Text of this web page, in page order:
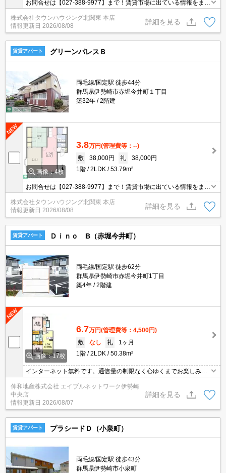
お問合せは【027-388-9977】まで！賃貸市場に出ている情報をまと
認くださいませ♪
株式会社タウンハウジング北関東 本店
情報更新日 2026/08/08
詳細を見る
賃貸アパート グリーンパレスＢ
両毛線/国定駅 徒歩44分
群馬県伊勢崎市赤堀今井町１丁目
築32年
2階建
画像：4枚
3.8万円(管理費等：--)
敷
38,000円 礼
38,000円
1階
2LDK 53.79m²
お問合せは【027-388-9977】まで！賃貸市場に出ている情報をまと
認くださいませ♪
株式会社タウンハウジング北関東 本店
情報更新日 2026/08/08
詳細を見る
賃貸アパート Ｄｉｎｏ B（赤堀今井町）
両毛線/国定駅 徒歩62分
群馬県伊勢崎市赤堀今井町1丁目
築4年
2階建
画像：17枚
6.7万円(管理費等：4,500円)
敷
なし 礼
1ヶ月
1階
2LDK 50.38m²
インターネット無料です。通信量の制限なく心ゆくまでお楽しみい
までこだわりの詰まった使いやすい間取りとなっております。ぜひ
一度、内覧してみませんか？
伸和地産株式会社 エイブルネットワーク伊勢崎
中央店
情報更新日 2026/08/07
詳細を見る
賃貸アパート プラシードＤ（小泉町）
両毛線/国定駅 徒歩43分
群馬県伊勢崎市小泉町